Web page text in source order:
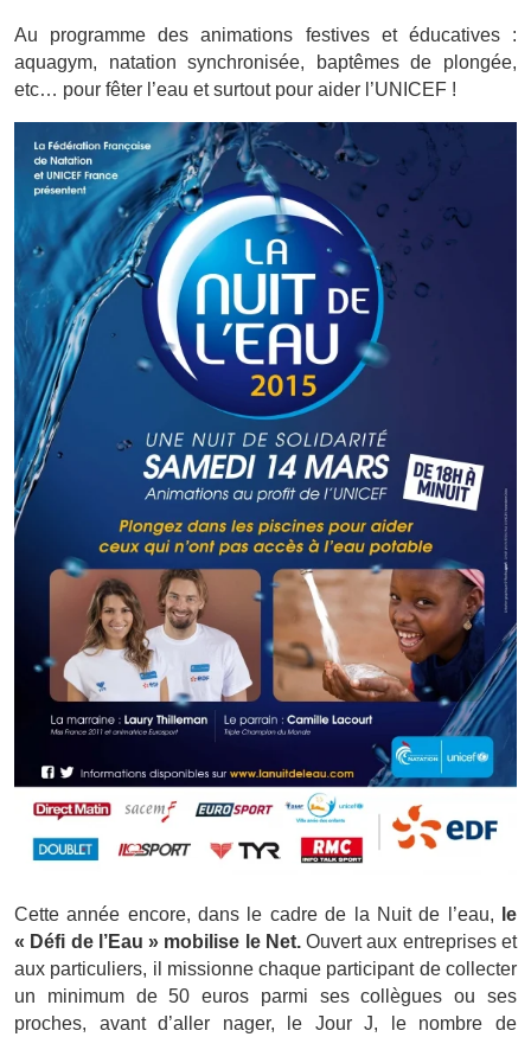
Au programme des animations festives et éducatives :
aquagym, natation synchronisée, baptêmes de plongée,
etc… pour fêter l’eau et surtout pour aider l’UNICEF !
Cette année encore, dans le cadre de la Nuit de l’eau,
le
« Défi de l’Eau » mobilise le Net.Ouvert aux entreprises et
aux particuliers, il missionne chaque participant de collecter
un minimum de 50 euros parmi ses collègues ou ses
proches, avant d’aller nager, le Jour J, le nombre de